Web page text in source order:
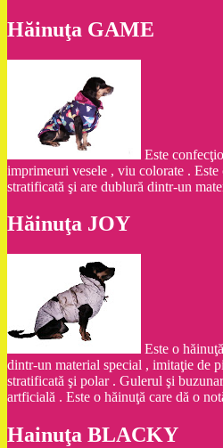
Hăinuţa GAME
Este
imprimeuri vesele , viu colorate . Este
stratificată şi are dublură dintr-un
Hăinuţa JOY
Este o
dintr-un material special , imitaţie de
stratificată şi polar . Gulerul şi
artficială . Este o hăinuţă care dă o
Hainuţa BLACKY